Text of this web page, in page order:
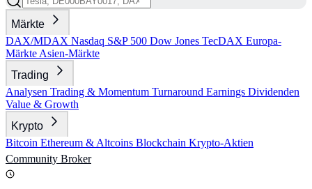
Märkte
DAX/MDAX Nasdaq S&P 500 Dow Jones TecDAX Europa-
Märkte Asien-Märkte
Trading
Analysen Trading & Momentum Turnaround Earnings Dividenden
Value & Growth
Krypto
Bitcoin Ethereum & Altcoins Blockchain Krypto-Aktien
Community Broker